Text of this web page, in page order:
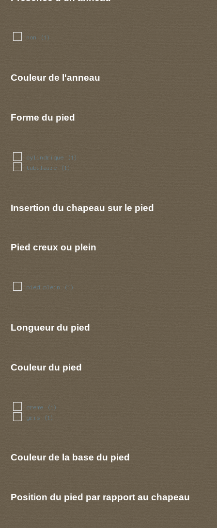
non (1)
Couleur de l'anneau
Forme du pied
cylindrique (1)
tubulaire (1)
Insertion du chapeau sur le pied
Pied creux ou plein
pied plein (1)
Longueur du pied
Couleur du pied
creme (1)
gris (1)
Couleur de la base du pied
Position du pied par rapport au chapeau